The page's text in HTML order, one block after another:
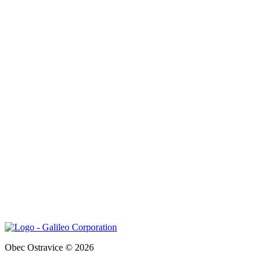
Obec Ostravice © 2026